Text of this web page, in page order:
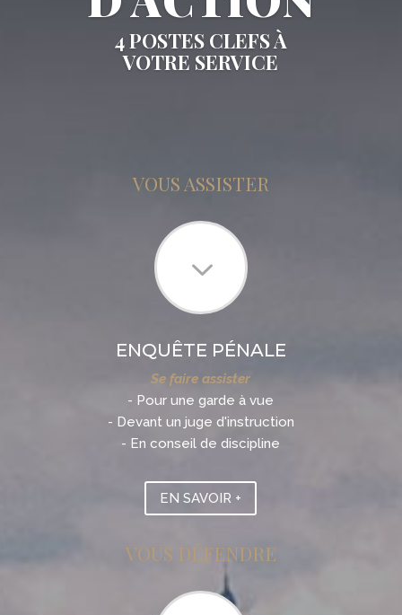
4 POSTES CLEFS À
VOTRE SERVICE
VOUS ASSISTER
3
ENQUÊTE PÉNALE
Se faire assister
- Pour une garde à vue
- Devant un juge d'instruction
- En conseil de discipline
EN SAVOIR +
VOUS DÉFENDRE